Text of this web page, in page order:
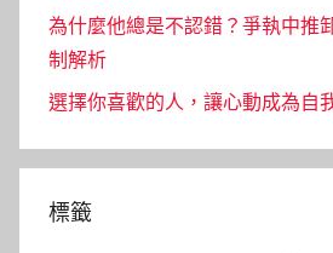
為什麼他總是不認錯？爭執中推
制解析
選擇你喜歡的人，讓心動成為自
標籤